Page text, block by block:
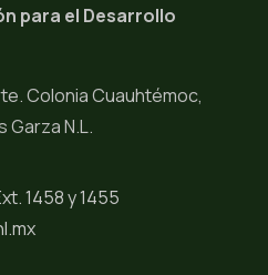
para el Desarrollo
Colonia Cuauhtémoc,
Garza N.L.
1458 y 1455